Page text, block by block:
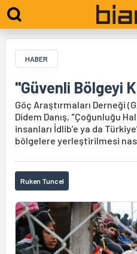
HABER
"Güvenli Bölgeyi
Göç Araştırmaları Derneği
Didem Danış, "Çoğunluğu
insanları İdlib’e ya da
bölgelere yerleştirilmesi
Ruken Tuncel